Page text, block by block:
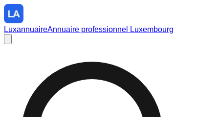
LuxannuaireAnnuaire professionnel Luxembourg